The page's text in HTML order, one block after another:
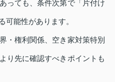
っても、条件次第で「片付け
可能性があります。
・権利関係、空き家対策特別
り先に確認すべきポイントも